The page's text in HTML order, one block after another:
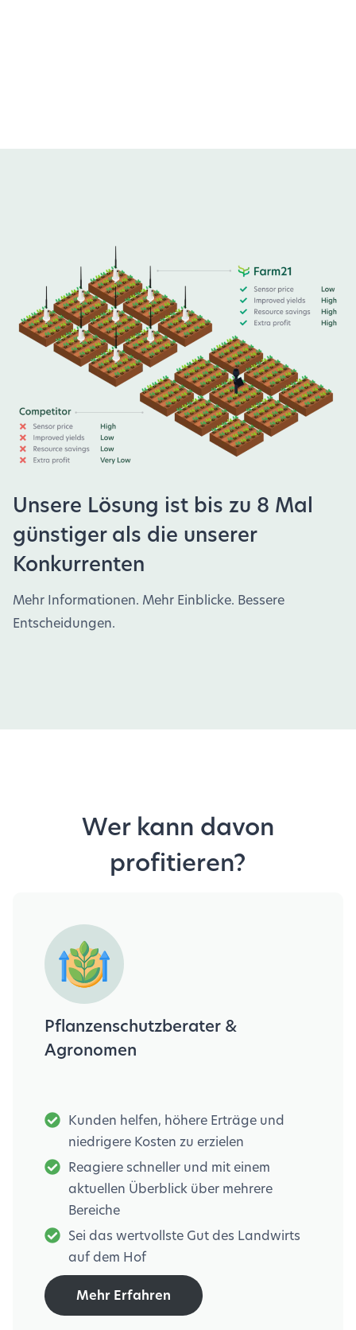
Unsere Lösung ist bis zu 8 Mal
günstiger als die unserer
Konkurrenten
Mehr Informationen. Mehr Einblicke. Bessere
Entscheidungen.
Wer kann davon
profitieren?
Pflanzenschutzberater &
Agronomen
Kunden helfen, höhere Erträge und
niedrigere Kosten zu erzielen
Reagiere schneller und mit einem
aktuellen Überblick über mehrere
Bereiche
Sei das wertvollste Gut des Landwirts
auf dem Hof
Mehr Erfahren